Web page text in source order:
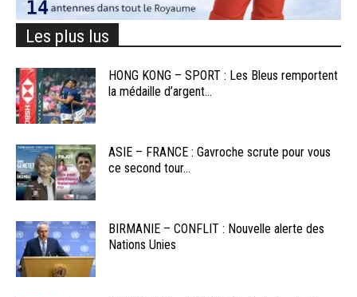
Les plus lus
HONG KONG – SPORT : Les Bleus remportent
la médaille d’argent...
ASIE – FRANCE : Gavroche scrute pour vous
ce second tour...
BIRMANIE – CONFLIT : Nouvelle alerte des
Nations Unies